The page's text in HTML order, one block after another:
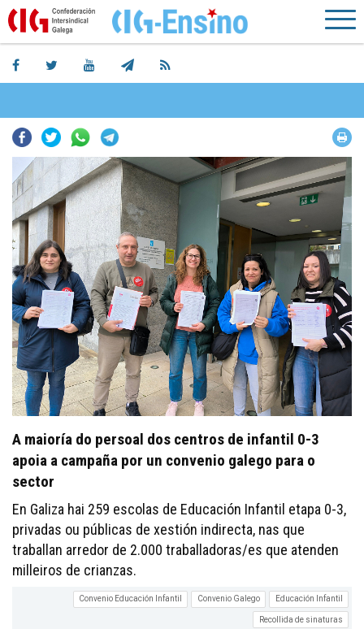
Facebook
TwitterWhatsapp
A maioría do persoal dos centros de infantil 0-3
apoia a campaña por un convenio galego para o
sector
En Galiza hai 259 escolas de Educación Infantil etapa 0-3,
privadas ou públicas de xestión indirecta, nas que
traballan arredor de 2.000 traballadoras/es que atenden
milleiros de crianzas.
Convenio Educación Infantil Convenio Galego Educación Infantil
Recollida de sinaturas